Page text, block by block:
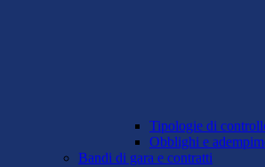
Tipologie di
Obblighi e
Bandi di gara e contratti